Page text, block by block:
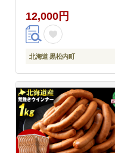
12,000円
北海道 黒松内町